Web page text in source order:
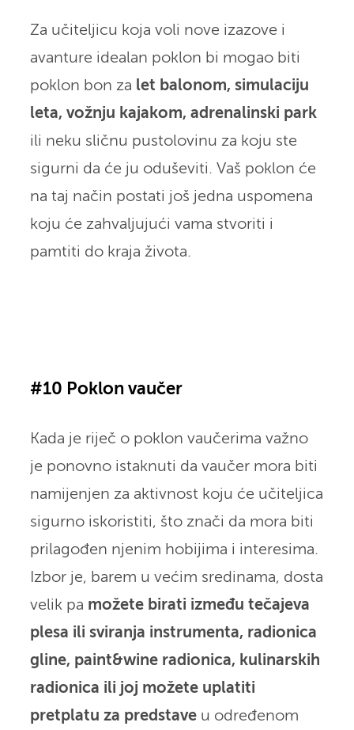
Za učiteljicu koja voli nove izazove i
avanture idealan poklon bi mogao biti
poklon bon za let balonom, simulaciju
leta, vožnju kajakom, adrenalinski park
ili neku sličnu pustolovinu za koju ste
sigurni da će ju oduševiti. Vaš poklon će
na taj način postati još jedna uspomena
koju će zahvaljujući vama stvoriti i
pamtiti do kraja života.
#10 Poklon vaučer
Kada je riječ o poklon vaučerima važno
je ponovno istaknuti da vaučer mora biti
namijenjen za aktivnost koju će učiteljica
sigurno iskoristiti, što znači da mora biti
prilagođen njenim hobijima i interesima.
Izbor je, barem u većim sredinama, dosta
velik pa možete birati između tečajeva
plesa ili sviranja instrumenta, radionica
gline, paint&wine radionica, kulinarskih
radionica ili joj možete uplatiti
pretplatu za predstaveu određenom